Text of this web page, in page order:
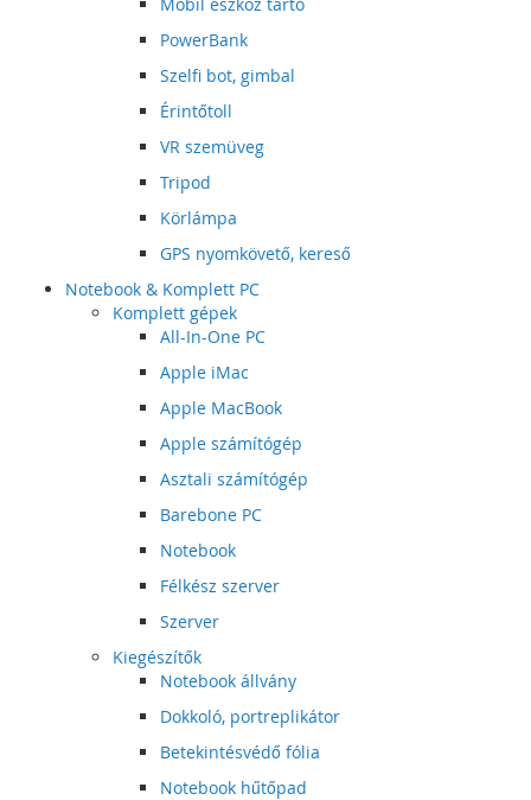
PowerBank
Szelfi bot, gimbal
Érintőtoll
VR szemüveg
Tripod
Körlámpa
GPS nyomkövető, kereső
Notebook & Komplett PC
Komplett gépek
All-In-One PC
Apple iMac
Apple MacBook
Apple számítógép
Asztali számítógép
Barebone PC
Notebook
Félkész szerver
Szerver
Kiegészítők
Notebook állvány
Dokkoló, portreplikátor
Betekintésvédő fólia
Notebook hűtőpad